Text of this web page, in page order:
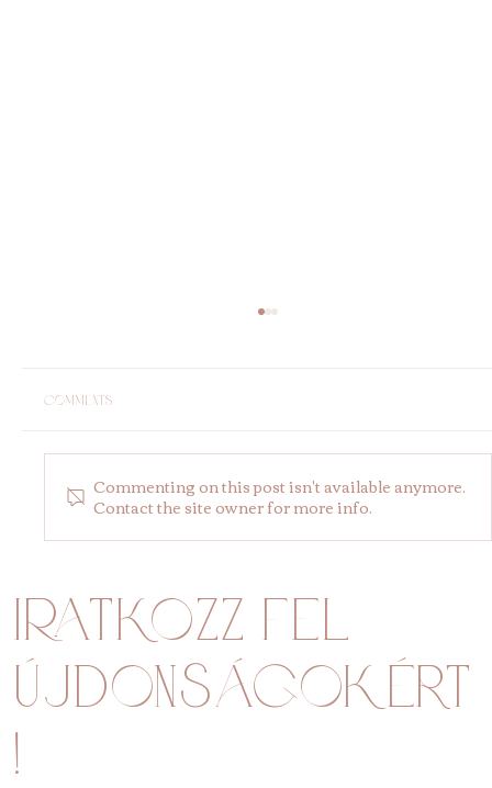
Comments
Commenting on this post isn't available anymore.
Contact the site owner for more info.
Iratkozz fel
újdonságokért
!